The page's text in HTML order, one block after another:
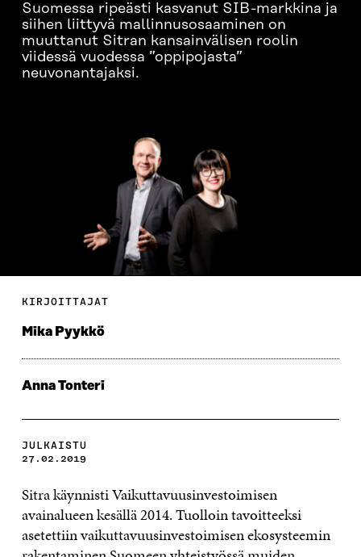
Suomessa ripeästi kasvanut SIB-markkina ja
siihen liittyvä mallinnusosaaminen on
muuttanut Sitran kansainvälisen roolin
viidessä vuodessa ”oppipojasta”
neuvonantajaksi.
KIRJOITTAJAT
Mika Pyykkö
Anna Tonteri
JULKAISTU
27.02.2019
Sitra käynnisti Vaikuttavuusinvestoimisen
avainalueen kesällä 2014. Tuolloin tavoitteeksi
asetettiin vaikuttavuusinvestoimisen ekosysteemin